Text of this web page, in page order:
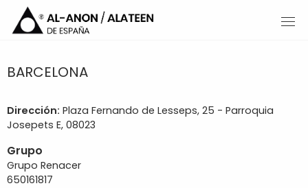
BARCELONA
Dirección: Plaza Fernando de Lesseps, 25 - Parroquia
Josepets E, 08023
Grupo
Grupo Renacer
650161817